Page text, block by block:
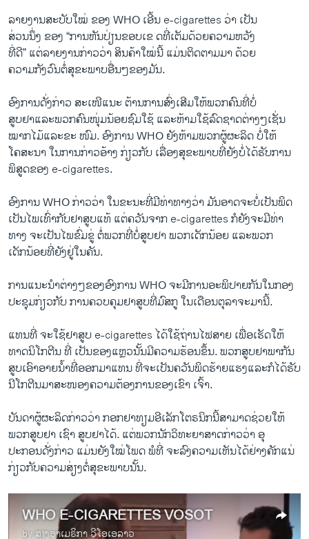
ພາສາຕ່າງໆ
ລາຍ​ງານ​ສະບັບໃໝ່ ​ຂອງ WHO ​ເອີ້ນ e-cigarettes ​ວ່າ ເປັນ
​ສ່ວນນຶ່ງ ​ຂອງ “ການ​ຫັນປ່ຽນຂອບ​ເຂ ດທີ່​ເຕັມ​ດ້ວຍຄວາມ​ຫວັງ
​ທີ່ດີ” ​ແຕ່ລາຍ​ງານ​ກ່າວ​ວ່າ ສິນ​ຄ້າໃໝ່ນີ້ ແມ່ນຕິດ​ຕາ​ມມາ​ ດ້ວຍ​
ຄວາມ​ກັງວົນ​ຕໍ່​ສຸຂະພາບ​ອື່ນໆ​ຂອງ​ມັນ.
ອົງການ​ດັ່ງ​ກ່າວ ສະເໜີແນະ ຕ້ານ​ການ​ສົ່ງ​ເສີມ​ໃຫ້​ພວກ​ຄົນ​ທີ່​ບໍ່​
ສູບ​ຢາແລະພວກ​ຄົນ​ໜຸ່ມ​ນ້ອຍຊົມໃຊ້ ​ແລະຫ້າມ​ໃຊ້ລົດຊາດ​ຕ່າງໆເຊັ່ນ
ໝາກ​ໄມ້ແລະຂະ ໜົມ. ອົງການ WHO ຍັງຫ້າມ​ພວກ​ຜູ້​ຜະລິດ ບໍ່ໃຫ້​
ໂຄສະນາ ໃນການກ່າວອ້າງ​ ກ່ຽວກັບ ເລື່ອງສຸຂະພາບ​ທີ່ຍັງ​ບໍ່​ໄດ້​ຮັບ​ການ
ພິສູດຂອງ e-cigarettes.
​ອົງການ WHO ກ່າວ​ວ່າ ​ໃນ​ຂະນະ​ທີ່ມີທ່າທາງວ່າ ​ມັນ​ອາດ​ຈະບໍ່​ເປັນພິດ
ເປັນໄພເທົ່າ​ກັບ​ຢາສູບ​ແທ້ ແຕ່ຄວັນ​ຈາກ e-cigarettes ກໍ​ຍັງ​ຈະ​ມີ​ທ່າ​
ທາງ ຈະເປັນໄພ​ຂົ່ມຂູ່​ ຕໍ່ພວກ​ທີ່ບໍ່​ສູບຢາ ພວກເດັກນ້ອຍ ​ແລະພວກ​
ເດັກນ້ອຍທີ່ຍັງຢູ່​ໃນ​ຄັນ.
ການແນະນຳຕ່າງໆຂອງອົງການ WHO ຈະມີການອະພິປາຍ​ກັນໃນ​ກອງ​
ປະຊຸມກ່ຽວກັບ ການຄວບຄຸມຢາສູບທີ່ມົສກູ ໃນເດືອນຕຸລາຈະມານີ້.
ແທນທີ່ ຈະໃຊ້​ຢາສູບ e-cigarettes ໄດ້​ໃຊ້​ຖ່ານ​ໄຟສາຍ ເພື່ອເຮັດໃຫ້
ທາດນິໂກຕີນ ທີ່ ເປັນຂອງແຫຼວນັ້ນມີຄວາມຮ້ອນຂຶ້ນ. ພວກສູບຢາພາກັນ
ສູບເອົາອາຍນ້ຳທີ່ອອກມາແທນ ທີ່ຈະເປັນຄວັນພິດຮ້າຍແຮງແລະກໍໄດ້ຮັບ
ນີໂກຕີນມາສະໜອງຄວາມຕ້ອງການຂອງເຂົາ ເຈົ້າ.
ບັນດາຜູ້ຜະລິດກ່າວວ່າ ກອກຢາທຽມອີເລັກໂຕຣນິກນີ້ສາມາດຊ່ວຍໃຫ້
ພວກສູບຢາ ເຊົາ ສູບຢາໄດ້. ແຕ່ພວກນັກວິທະຍາສາດກ່າວວ່າ ອຸ
ປະກອນດັ່ງກ່າວ ແມ່ນຍັງໃໝ່ໂພດ ພໍທີ່ ຈະລົງຄວາມເຫັນໄດ້ຢ່າງຄັກແນ່
ກ່ຽວກັບຄວາມສ່ຽງຕໍ່ສຸຂະພາບນັ້ນ.
WHO E-CIGARETTES VOSOT
by ສຽງອາເມຣິກາ ວີໂອເອລາວ